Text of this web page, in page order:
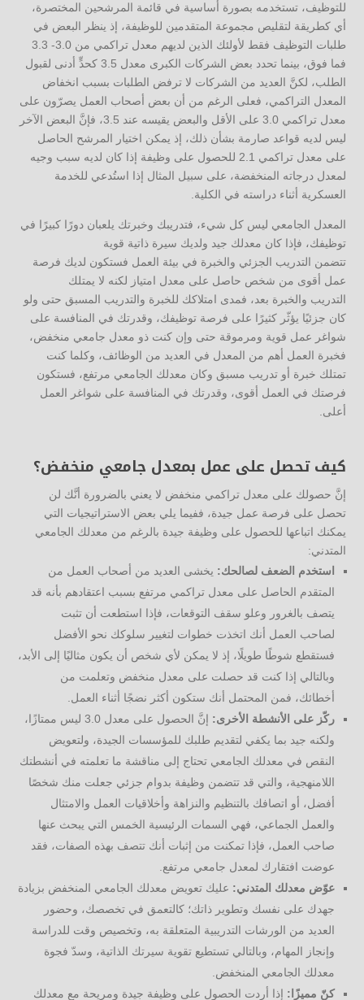
للتوظيف، تستخدمه بصورة أساسية في قائمة المرشحين المختصرة،
أي كطريقة لتقليص مجموعة المتقدمين للوظيفة، إذ ينظر البعض في
طلبات التوظيف فقط لأولئك الذين لديهم معدل تراكمي من 3.0- 3.3
فما فوق، بينما تحدد بعض الشركات الكبرى معدل 3.5 كحدٍّ أدنى لقبول
الطلب، لكنَّ العديد من الشركات لا ترفض الطلبات بسبب انخفاض
المعدل التراكمي، فعلى الرغم من أن بعض أصحاب العمل يصرّون على
معدل تراكمي 3.0 على الأقل والبعض يقيسه عند 3.5، فإنَّ البعض الآخر
ليس لديه قواعد صارمة بشأن ذلك، إذ يمكن اختيار المرشح الحاصل
على معدل تراكمي 2.1 للحصول على وظيفة إذا كان لديه سبب وجيه
لمعدل درجاته المنخفضة، على سبيل المثال إذا استُدعي للخدمة
العسكرية أثناء دراسته في الكلية.
المعدل الجامعي ليس كل شيء، فتدريبك وخبرتك يلعبان دورًا كبيرًا في
توظيفك، فإذا كان معدلك جيد ولديك سيرة ذاتية قوية
تتضمن التدريب الجزئي والخبرة في بيئة العمل فستكون لديك فرصة
عمل أقوى من شخص حاصل على معدل امتياز لكنه لا يمتلك
التدريب والخبرة بعد، فمدى امتلاكك للخبرة والتدريب المسبق حتى ولو
كان جزئيًا يؤثّر كثيرًا على فرصة توظيفك، وقدرتك في المنافسة على
شواغر عمل قوية ومرموقة حتى وإن كنت ذو معدل جامعي منخفض،
فخبرة العمل أهم من المعدل في العديد من الوظائف، وكلما كنت
تمتلك خبرة أو تدريب مسبق وكان معدلك الجامعي مرتفع، فستكون
فرصتك في العمل أقوى، وقدرتك في المنافسة على شواغر العمل
أعلى.
كيف تحصل على عمل بمعدل جامعي منخفض؟
إنَّ حصولك على معدل تراكمي منخفض لا يعني بالضرورة أنَّك لن
تحصل على فرصة عمل جيدة، ففيما يلي بعض الاستراتيجيات التي
يمكنك اتباعها للحصول على وظيفة جيدة بالرغم من معدلك الجامعي
المتدني:
استخدم الضعف لصالحك: يخشى العديد من أصحاب العمل من
المتقدم الحاصل على معدل تراكمي مرتفع بسبب اعتقادهم بأنه قد
يتصف بالغرور وعلو سقف التوقعات، فإذا استطعت أن تثبت
لصاحب العمل أنك اتخذت خطوات لتغيير سلوكك نحو الأفضل
فستقطع شوطًا طويلًا، إذ لا يمكن لأي شخص أن يكون مثاليًا إلى الأبد،
وبالتالي إذا كنت قد حصلت على معدل منخفض وتعلمت من
أخطائك، فمن المحتمل أنك ستكون أكثر نضجًا أثناء العمل.
ركّز على الأنشطة الأخرى:
إنَّ الحصول على معدل 3.0 ليس ممتازًا،
ولكنه جيد بما يكفي لتقديم طلبك للمؤسسات الجيدة، ولتعويض
النقص في معدلك الجامعي تحتاج إلى مناقشة ما تعلمته في أنشطتك
اللامنهجية، والتي قد تتضمن وظيفة بدوام جزئي جعلت منك شخصًا
أفضل، أو اتصافك بالتنظيم والنزاهة وأخلاقيات العمل والامتثال
والعمل الجماعي، فهي السمات الرئيسية الخمس التي يبحث عنها
صاحب العمل، فإذا تمكنت من إثبات أنك تتصف بهذه الصفات، فقد
عوضت افتقارك لمعدل جامعي مرتفع.
عوّض معدلك المتدني: عليك تعويض معدلك الجامعي المنخفض بزيادة
جهدك على نفسك وتطوير ذاتك؛ كالتعمق في تخصصك، وحضور
العديد من الورشات التدريبية المتعلقة به، وتخصيص وقت للدراسة
وإنجاز المهام، وبالتالي تستطيع تقوية سيرتك الذاتية، وسدّ فجوة
معدلك الجامعي المنخفض.
كنّ مميزًا: إذا أردت الحصول على وظيفة جيدة ومريحة مع معدلك